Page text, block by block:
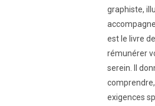
graphiste,
est le livre
rémunérer
serein. Il
exigences